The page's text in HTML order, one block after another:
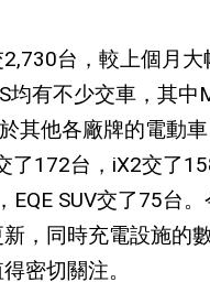
2,730台，較上個月大
均有不少交車，其中
其他各廠牌的電動
了172台， iX2交了
EQE SUV交了75台
，同時充電設施的
密切關注。